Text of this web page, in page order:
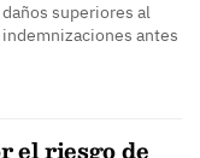
superiores al
antes
el riesgo de